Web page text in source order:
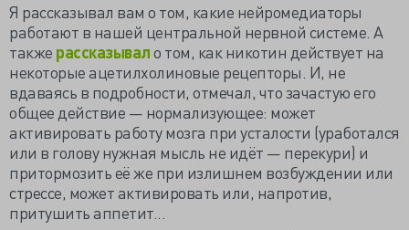
Я рассказывал вам о том, какие нейромедиаторы
работают в нашей центральной нервной системе. А
также рассказывало том, как никотин действует на
некоторые ацетилхолиновые рецепторы. И, не
вдаваясь в подробности, отмечал, что зачастую его
общее действие — нормализующее: может
активировать работу мозга при усталости (уработался
или в голову нужная мысль не идёт — перекури) и
притормозить её же при излишнем возбуждении или
стрессе, может активировать или, напротив,
притушить аппетит...